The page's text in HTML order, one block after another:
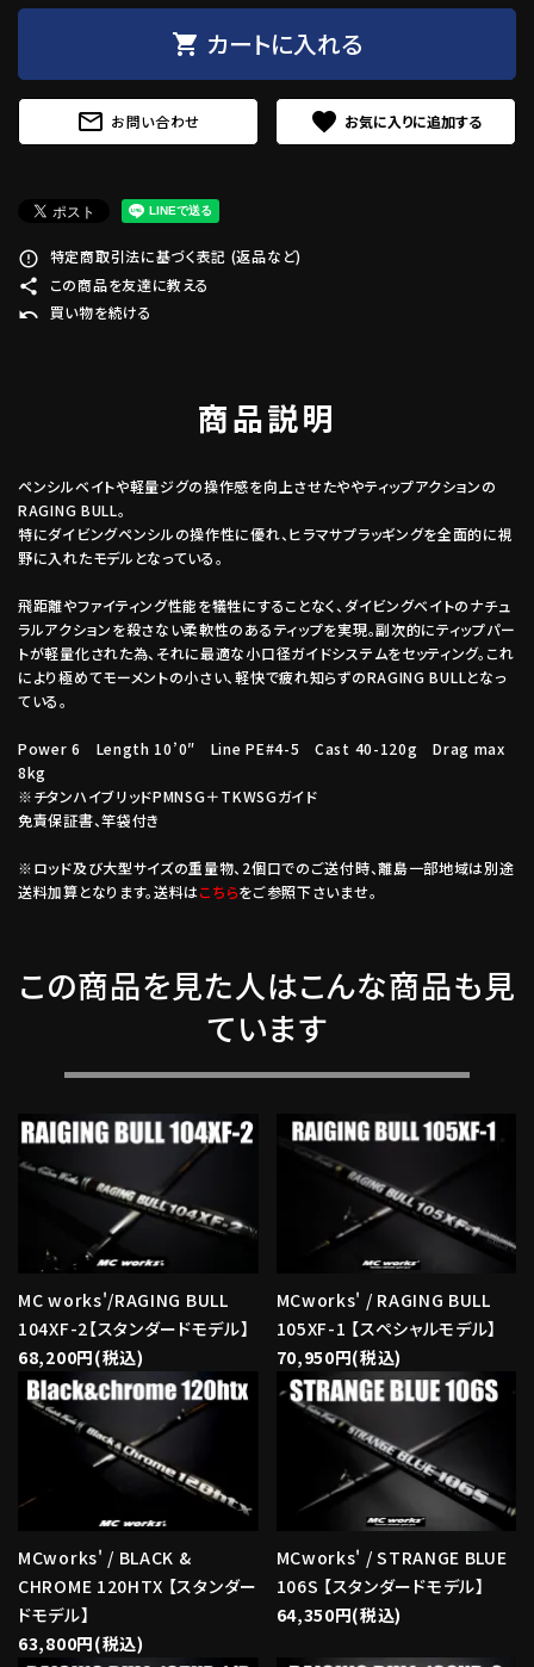
shopping_cart カートに入れる
mail_outline お問い合わせ favorite
error_outline 特定商取引法に基づく表記 (返品など)
share この商品を友達に教える
undo 買い物を続ける
商品説明
ペンシルベイトや軽量ジグの操作感を向上させたややティップアクションの
RAGING BULL。
特にダイビングペンシルの操作性に優れ、ヒラマサプラッギングを全面的に視
野に入れたモデルとなっている。
飛距離やファイティング性能を犠牲にすることなく、ダイビングベイトのナチュ
ラルアクションを殺さない柔軟性のあるティップを実現。副次的にティップパー
トが軽量化された為、それに最適な小口径ガイドシステムをセッティング。これ
により極めてモーメントの小さい、軽快で疲れ知らずのRAGING BULLとなっ
ている。
Power 6 Length 10’0″ Line PE#4-5 Cast 40-120g Drag max
8kg
※チタンハイブリッドPMNSG＋TKWSGガイド
免責保証書、竿袋付き
※ロッド及び大型サイズの重量物、2個口でのご送付時、離島一部地域は別途
送料加算となります。送料はこちらをご参照下さいませ。
この商品を見た人はこんな商品も見
ています
MC works'/RAGING BULL
104XF-2【スタンダードモデル】
68,200円(税込)
MCworks' / RAGING BULL
105XF-1 【スペシャルモデル】
70,950円(税込)
MCworks' / BLACK &
CHROME 120HTX 【スタンダー
ドモデル】
63,800円(税込)
MCworks' / STRANGE BLUE
106S 【スタンダードモデル】
64,350円(税込)